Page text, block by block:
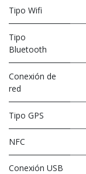
Tipo Wifi
Tipo
Bluetooth
Conexión de
red
Tipo GPS
NFC
Conexión USB